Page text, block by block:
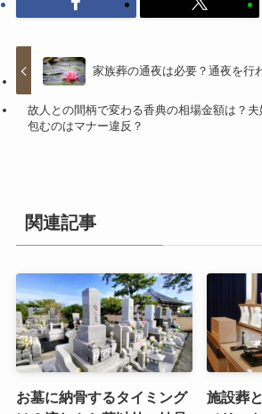
家族葬の通夜は必要？通夜を行
故人との間柄で変わる香典の相場金額は？
包むのはマナー違反？
関連記事
お墓に納骨するタイミング
施設葬